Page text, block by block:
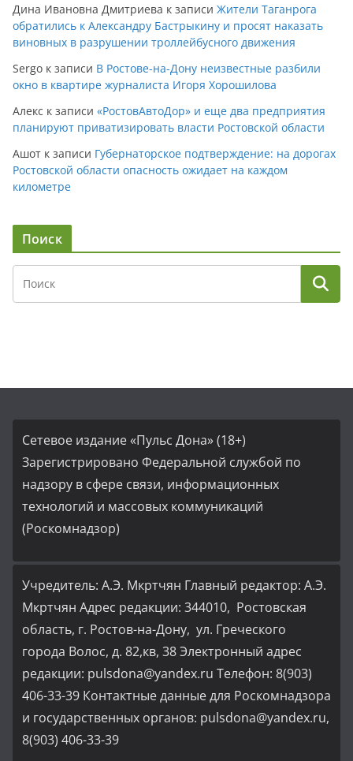
Дина Ивановна Дмитриева к записи Жители Таганрога
обратились к Александру Бастрыкину и просят наказать
виновных в разрушении троллейбусного движения
Sergo к записи В Ростове-на-Дону неизвестные разбили
окно в квартире журналиста Игоря Хорошилова
Алекс к записи «РостовАвтоДор» и еще два предприятия
планируют приватизировать власти Ростовской области
Ашот к записи Губернаторское подтверждение: на дорогах
Ростовской области опасность ожидает на каждом
километре
Поиск
Сетевое издание «Пульс Дона» (18+)
Зарегистрировано Федеральной службой по
надзору в сфере связи, информационных
технологий и массовых коммуникаций
(Роскомнадзор)
Учредитель: А.Э. Мкртчян Главный редактор: А.Э.
Мкртчян Адрес редакции: 344010, Ростовская
область, г. Ростов-на-Дону, ул. Греческого
города Волос, д. 82,кв, 38 Электронный адрес
редакции: pulsdona@yandex.ru Телефон: 8(903)
406-33-39 Контактные данные для Роскомнадзора
и государственных органов: pulsdona@yandex.ru,
8(903) 406-33-39